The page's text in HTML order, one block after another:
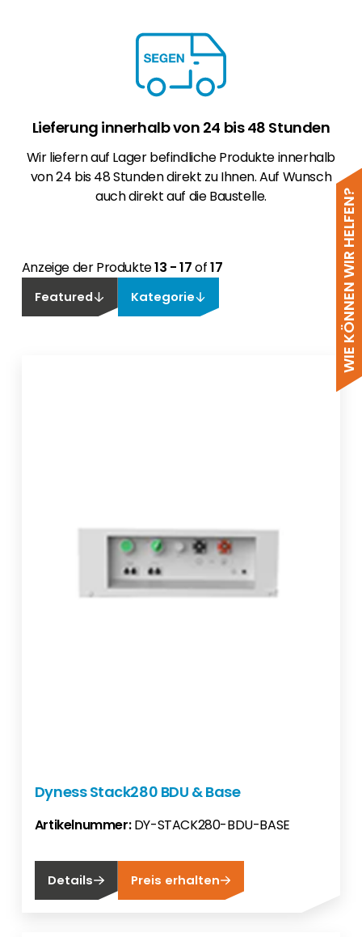
WIE KÖNNEN WIR HELFEN?
Lieferung innerhalb von 24 bis 48 Stunden
Wir liefern auf Lager befindliche Produkte innerhalb
von 24 bis 48 Stunden direkt zu Ihnen. Auf Wunsch
auch direkt auf die Baustelle.
Anzeige der Produkte13 - 17of17
Featured Kategorie
Dyness Stack280 BDU & Base
Artikelnummer:DY-STACK280-BDU-BASE
Details Preis erhalten